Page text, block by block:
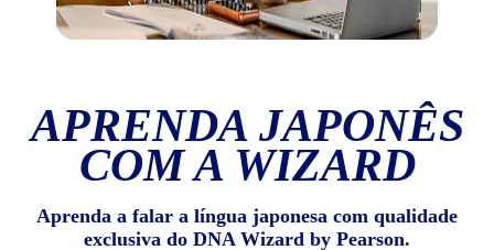
APRENDA JAPONÊS
COM A WIZARD
Aprenda a falar a língua japonesa com qualidade
exclusiva do DNA Wizard by Pearson.